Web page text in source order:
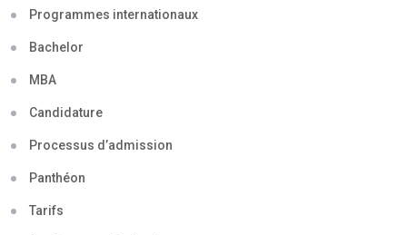
Programmes internationaux
Bachelor
MBA
Candidature
Processus d’admission
Panthéon
Tarifs